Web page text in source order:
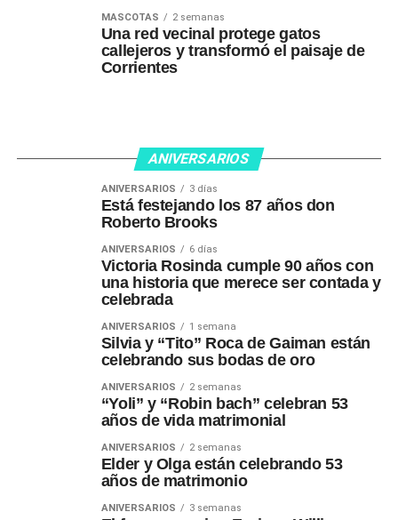
MASCOTAS 2 semanas
Una red vecinal protege gatos
callejeros y transformó el paisaje de
Corrientes
ANIVERSARIOS
ANIVERSARIOS 3 días
Está festejando los 87 años don
Roberto Brooks
ANIVERSARIOS 6 días
Victoria Rosinda cumple 90 años con
una historia que merece ser contada y
celebrada
ANIVERSARIOS 1 semana
Silvia y “Tito” Roca de Gaiman están
celebrando sus bodas de oro
ANIVERSARIOS 2 semanas
“Yoli” y “Robin bach” celebran 53
años de vida matrimonial
ANIVERSARIOS 2 semanas
Elder y Olga están celebrando 53
años de matrimonio
ANIVERSARIOS 3 semanas